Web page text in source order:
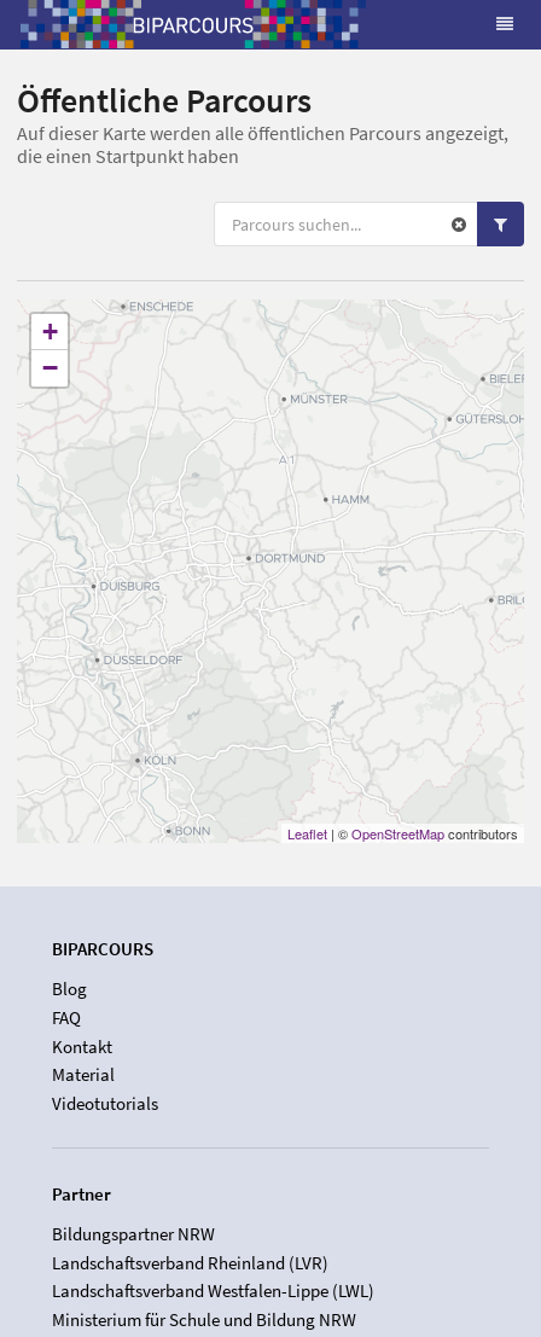
Öffentliche Parcours
Auf dieser Karte werden alle öffentlichen Parcours angezeigt,
die einen Startpunkt haben
+
−
Leaflet | ©OpenStreetMapcontributors
BIPARCOURS
Blog
FAQ
Kontakt
Material
Videotutorials
Partner
Bildungspartner NRW
Landschaftsverband Rheinland (LVR)
Landschaftsverband Westfalen-Lippe (LWL)
Ministerium für Schule und Bildung NRW